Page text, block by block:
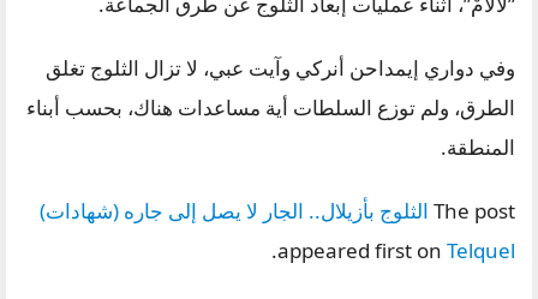
وفي دواري إيمداحن أنركي وآيت عبي، لا تزال الثلوج تغلق
الطرق، ولم توزع السلطات أية مساعدات هناك، بحسب أبناء
المنطقة.
The post الثلوج بأزيلال.. الجار لا يصل إلى جاره (شهادات)
appeared first on Telquel
.